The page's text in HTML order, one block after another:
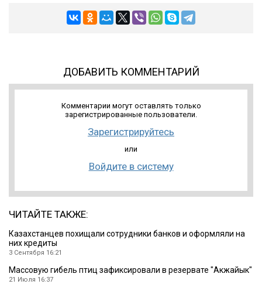
ДОБАВИТЬ КОММЕНТАРИЙ
Комментарии могут оставлять только
зарегистрированные пользователи.
Зарегистрируйтесь
или
Войдите в систему
ЧИТАЙТЕ ТАКЖЕ:
Казахстанцев похищали сотрудники банков и оформляли на
них кредиты
3 Сентября 16:21
Массовую гибель птиц зафиксировали в резервате ″Акжайык″
21 Июля 16:37